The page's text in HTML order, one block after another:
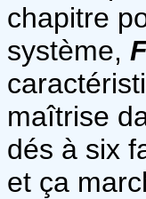
chapitre
système,
maîtrise
dés à six
et ça